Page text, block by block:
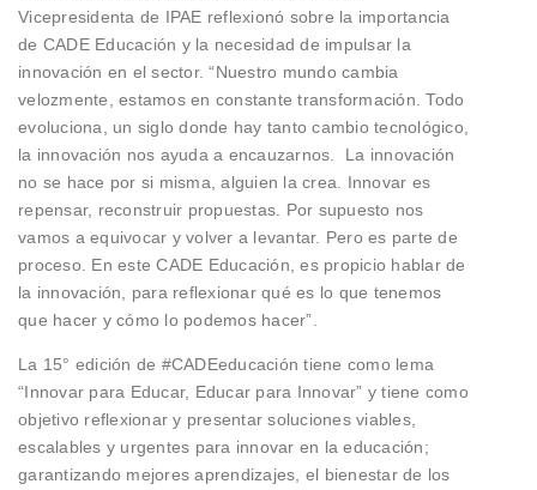
Vicepresidenta de IPAE reflexionó sobre la importancia
de CADE Educación y la necesidad de impulsar la
innovación en el sector. “Nuestro mundo cambia
velozmente, estamos en constante transformación. Todo
evoluciona, un siglo donde hay tanto cambio tecnológico,
la innovación nos ayuda a encauzarnos. La innovación
no se hace por si misma, alguien la crea. Innovar es
repensar, reconstruir propuestas. Por supuesto nos
vamos a equivocar y volver a levantar. Pero es parte de
proceso. En este CADE Educación, es propicio hablar de
la innovación, para reflexionar qué es lo que tenemos
que hacer y cómo lo podemos hacer”.
La 15° edición de #CADEeducación tiene como lema
“Innovar para Educar, Educar para Innovar” y tiene como
objetivo reflexionar y presentar soluciones viables,
escalables y urgentes para innovar en la educación;
garantizando mejores aprendizajes, el bienestar de los